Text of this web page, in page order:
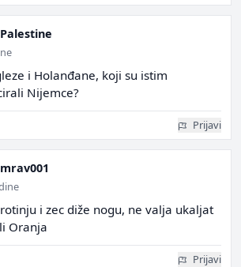
i Holanđane, koji su istim
Nijemce?
Prijavi
i zec diže nogu, ne valja ukaljat
Oranja
Prijavi